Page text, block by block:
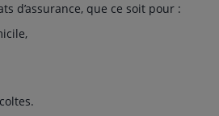
d’assurance, que ce soit pour :